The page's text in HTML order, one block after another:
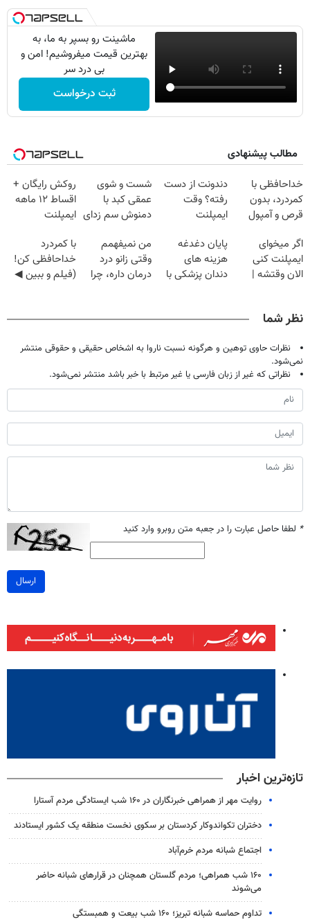
ماشینت رو بسپر به ما، به
بهترین قیمت میفروشیم! امن و
بی درد سر
ثبت درخواست
مطالب پیشنهادی
خداحافظی با
کمردرد، بدون
قرص و آمپول
دندونت از دست
رفته؟ وقت
ایمپلنت
شست و شوی
عمقی کبد با
دمنوش سم زدای
روکش رایگان +
اقساط ۱۲ ماهه
ایمپلنت
اگر میخوای
ایمپلنت کنی
الان وقتشه |
پایان دغدغه
هزینه های
دندان پزشکی با
من نمیفهمم
وقتی زانو درد
درمان داره، چرا
با کمردرد
خداحافظی کن!
(فیلم و ببین ◀
نظر شما
نظرات حاوی توهین و هرگونه نسبت ناروا به اشخاص حقیقی و حقوقی منتشر
نمی‌شود.
نظراتی که غیر از زبان فارسی یا غیر مرتبط با خبر باشد منتشر نمی‌شود.
* لطفا حاصل عبارت را در جعبه متن روبرو وارد کنید
ارسال
تازه‌ترین اخبار
روایت مهر از همراهی خبرنگاران در ۱۶۰ شب ایستادگی مردم آستارا
دختران تکواندوکار کردستان بر سکوی نخست منطقه یک کشور ایستادند
اجتماع شبانه مردم خرم‌آباد
۱۶۰ شب همراهی؛ مردم گلستان همچنان در قرارهای شبانه حاضر
می‌شوند
تداوم حماسه شبانه تبریز؛ ۱۶۰ شب بیعت و همبستگی